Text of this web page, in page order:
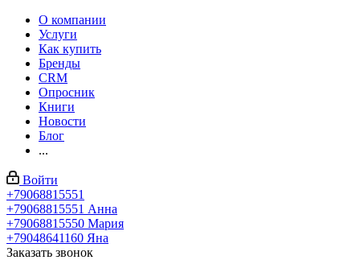
О компании
Услуги
Как купить
Бренды
CRM
Опросник
Книги
Новости
Блог
...
Войти
+79068815551
+79068815551 Анна
+79068815550 Мария
+79048641160 Яна
Заказать звонок